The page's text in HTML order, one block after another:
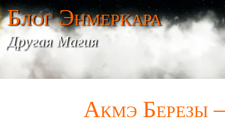
Блог Энмеркара
Другая Магия
Акмэ Березы